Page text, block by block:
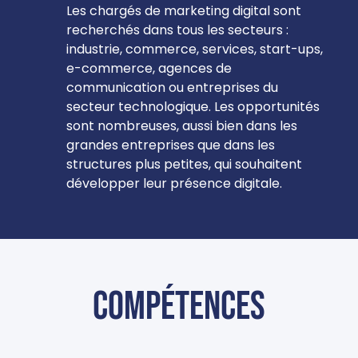
Les chargés de marketing digital sont
recherchés dans tous les secteurs :
industrie, commerce, services, start-ups,
e-commerce, agences de
communication ou entreprises du
secteur technologique. Les opportunités
sont nombreuses, aussi bien dans les
grandes entreprises que dans les
structures plus petites, qui souhaitent
développer leur présence digitale.
Compétences